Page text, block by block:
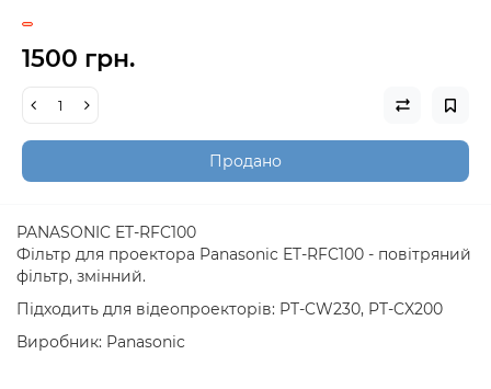
1500 грн.
Продано
PANASONIC ET-RFC100
Фільтр для проектора Panasonic ET-RFC100 - повітряний
фільтр, змінний.
Підходить для відеопроекторів: PT-CW230, PT-CX200
Виробник: Panasonic